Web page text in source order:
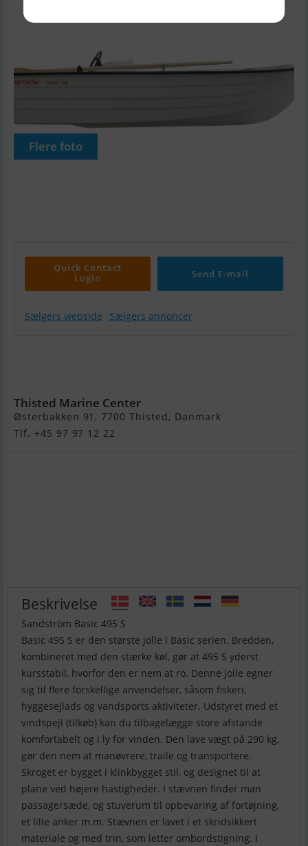
Flere foto
Quick Contact
Login
Send E-mail
Sælgers webside Sælgers annoncer
Thisted Marine Center
Østerbakken 91, 7700 Thisted, Danmark
Tlf. +45 97 97 12 22
Beskrivelse
Sandström Basic 495 S
Basic 495 S er den største jolle i Basic serien. Bredden,
kombineret med den stærke køl, gør at 495 S yderst
kursstabil, hvorfor den er nem at ro. Denne jolle egner
sig til flere forskellige anvendelser, såsom fiskeri,
hyggesejlads og vandsports aktiviteter. Udstyret med et
vindspejl (tilkøb) kan du tilbagelægge store afstande
komfortabelt og i ly for vinden. Den lave vægt på 290 kg,
gør den nem at manøvrere, traile og transportere.
Skroget er bygget i klinkbygget stil, og designet til at
plane ved højere hastigheder. I stævnen finder man
passagersæde, og stuverum til opbevaring af fortøjning,
et lille anker m.m. Stævnen er lavet i et skridsikkert
materiale og med trin, som letter ombordstigning. I